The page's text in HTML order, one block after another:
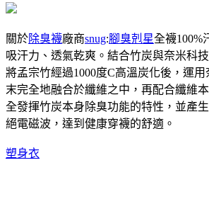
關於除臭襪廠商snug:腳臭剋星全襪100%
吸汗力、透氣乾爽。結合竹炭與奈米科
將孟宗竹經過1000度C高溫炭化後，運
末完全地融合於纖維之中，再配合纖維
全發揮竹炭本身除臭功能的特性，並產
絕電磁波，達到健康穿襪的舒適。
塑身衣